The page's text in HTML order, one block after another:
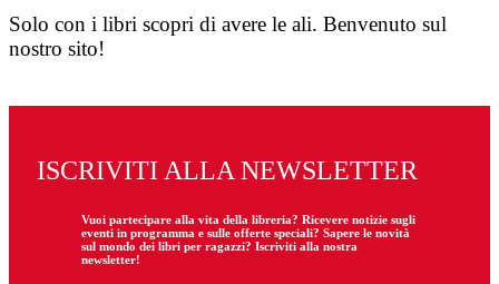
Solo con i libri scopri di avere le ali. Benvenuto sul
nostro sito!
ISCRIVITI ALLA NEWSLETTER
Vuoi partecipare alla vita della libreria? Ricevere notizie sugli
eventi in programma e sulle offerte speciali? Sapere le novità
sul mondo dei libri per ragazzi? Iscriviti alla nostra
newsletter!